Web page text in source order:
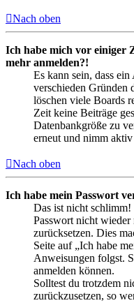
Nach oben
Ich habe mich vor einiger
mehr anmelden?!
Es kann sein, dass
verschieden Gründen
löschen viele Boards
Zeit keine Beiträge
Datenbankgröße zu
erneut und nimm
Nach oben
Ich habe mein Passwort
Das ist nicht
Passwort nicht wieder
zurücksetzen. Dies
Seite auf „Ich habe
Anweisungen folgst.
anmelden können.
Solltest du trotzdem
zurückzusetzen, so